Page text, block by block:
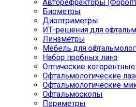
Авторефракторы
Биометры
Диоптриметры
ИТ-решения для
Линзметры
Мебель для
Набор пробных линз
Оптические
Офтальмологические
Офтальмологические
Офтальмоскопы
Периметры